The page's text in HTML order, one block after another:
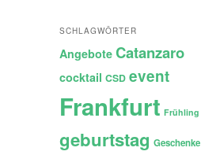
SCHLAGWÖRTER
Angebote Catanzaro
cocktail CSD event
Frankfurt Frühling
geburtstag Geschenke